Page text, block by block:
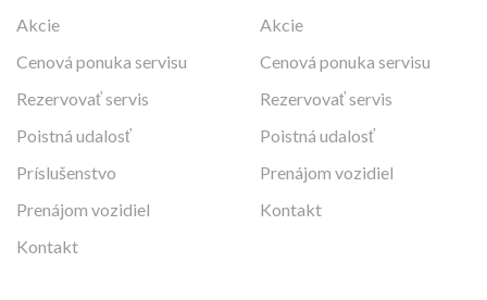
Akcie
Cenová ponuka servisu
Rezervovať servis
Poistná udalosť
Príslušenstvo
Prenájom vozidiel
Kontakt
Akcie
Cenová ponuka servisu
Rezervovať servis
Poistná udalosť
Prenájom vozidiel
Kontakt